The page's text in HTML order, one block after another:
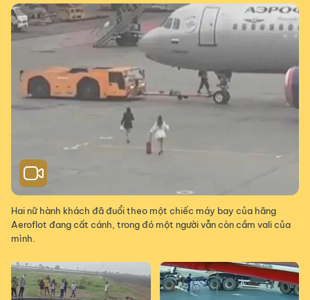
Hai nữ hành khách đã đuổi theo một chiếc máy bay của hãng
Aeroflot đang cất cánh, trong đó một người vẫn còn cầm vali của
mình.